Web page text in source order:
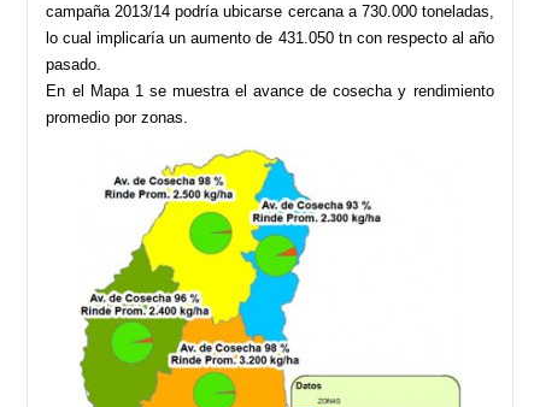
campaña 2013/14 podría ubicarse cercana a 730.000 toneladas,
lo cual implicaría un aumento de 431.050 tn con respecto al año
pasado.
En el Mapa 1 se muestra el avance de cosecha y rendimiento
promedio por zonas.